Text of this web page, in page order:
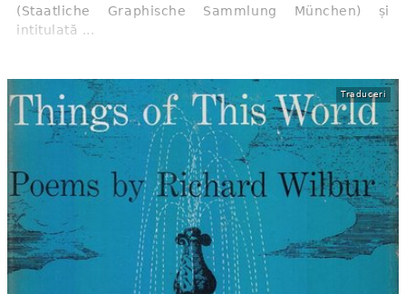
(Staatliche Graphische Sammlung München) și
intitulată ...
Traduceri